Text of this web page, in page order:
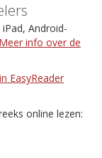
Android-
Meer info over de
EasyReader
online lezen: